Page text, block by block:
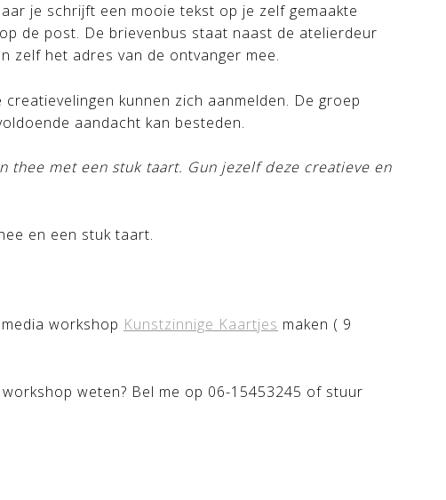
je schrijft een mooie tekst op je zelf gemaakte
de post. De brievenbus staat naast de atelierdeur
zelf het adres van de ontvanger mee.
kunnen zich aanmelden. De groep
aandacht kan besteden.
thee met een stuk taart. Gun jezelf deze creatieve en
en een stuk taart.
workshop Kunstzinnige Kaartjes maken ( 9
weten? Bel me op 06-15453245 of stuur